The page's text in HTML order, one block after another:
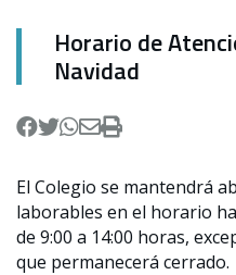
Horario de
Navidad
El Colegio se mantendrá
laborables en el horario
de 9:00 a 14:00 horas,
que permanecerá cerrado.